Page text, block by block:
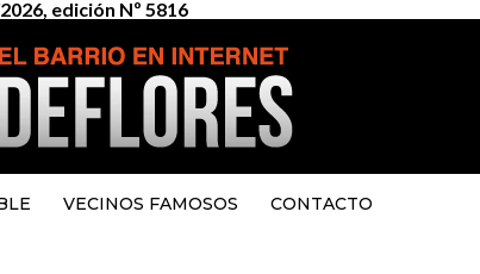
edición Nº 5816
VECINOS FAMOSOS CONTACTO